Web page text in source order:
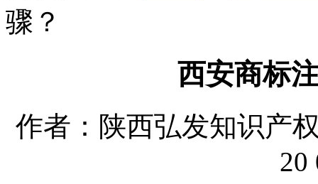
骤？
西安商标
作者：陕西弘发知识产
20